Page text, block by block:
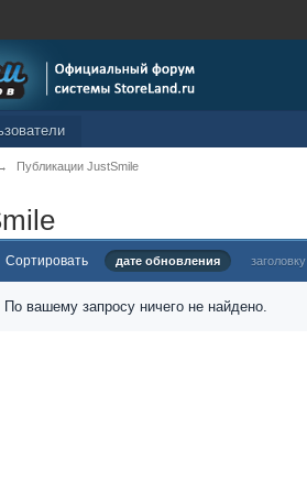
Публикации JustSmile
Сортировать дате обновления заголовку
По вашему запросу ничего не найдено.